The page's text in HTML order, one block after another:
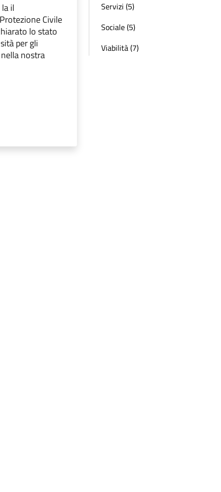
il
Civile
lo stato
per gli
nostra
Servizi (5)
Sociale (5)
Viabilità (7)